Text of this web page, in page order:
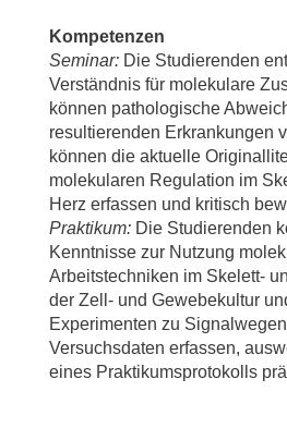
Kompetenzen
Seminar: Die Studierenden
Verständnis für molekulare
können pathologische
resultierenden Erkrankungen
können die aktuelle
molekularen Regulation im
Herz erfassen und kritisch
Praktikum: Die Studierenden
Kenntnisse zur Nutzung
Arbeitstechniken im Skelett-
der Zell- und Gewebekultur
Experimenten zu
Versuchsdaten erfassen,
eines Praktikumsprotokolls